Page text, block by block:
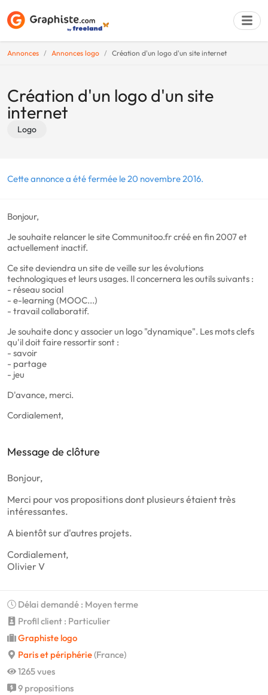
Annonces Annonces logo Création d'un logo d'un site internet
Création d'un logo d'un site
internet
Logo
Cette annonce a été fermée le 20 novembre 2016.
Bonjour,
Je souhaite relancer le site Communitoo.fr créé en fin 2007 et
actuellement inactif.
Ce site deviendra un site de veille sur les évolutions
technologiques et leurs usages. Il concernera les outils suivants :
- réseau social
- e-learning (MOOC...)
- travail collaboratif.
Je souhaite donc y associer un logo "dynamique". Les mots clefs
qu'il doit faire ressortir sont :
- savoir
- partage
- jeu
D'avance, merci.
Cordialement,
Message de clôture
Bonjour,
Merci pour vos propositions dont plusieurs étaient très
intéressantes.
A bientôt sur d'autres projets.
Cordialement,
Olivier V
Délai demandé : Moyen terme
Profil client : Particulier
Graphiste logo
Paris et périphérie(France)
1265 vues
9 propositions